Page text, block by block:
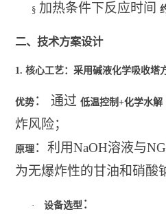
§ 加热条件下反应时间
二、技术方案设计
1. 核心工艺：采用碱液化学吸收塔
优势 ： 通过 低温控制+化学水解
炸风险；
原理 ：利用NaOH溶液与
为无爆炸性的甘油和硝酸
· 设备选型 ：